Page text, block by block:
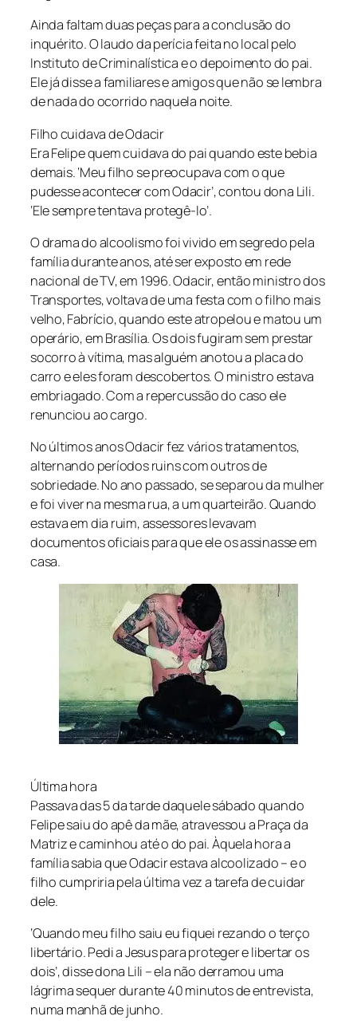
Ainda faltam duas peças para a conclusão do
inquérito. O laudo da perícia feita no local pelo
Instituto de Criminalística e o depoimento do pai.
Ele já disse a familiares e amigos que não se lembra
de nada do ocorrido naquela noite.
Filho cuidava de Odacir
Era Felipe quem cuidava do pai quando este bebia
demais. ‘Meu filho se preocupava com o que
pudesse acontecer com Odacir’, contou dona Lili.
‘Ele sempre tentava protegê-lo’.
O drama do alcoolismo foi vivido em segredo pela
família durante anos, até ser exposto em rede
nacional de TV, em 1996. Odacir, então ministro dos
Transportes, voltava de uma festa com o filho mais
velho, Fabrício, quando este atropelou e matou um
operário, em Brasília. Os dois fugiram sem prestar
socorro à vítima, mas alguém anotou a placa do
carro e eles foram descobertos. O ministro estava
embriagado. Com a repercussão do caso ele
renunciou ao cargo.
No últimos anos Odacir fez vários tratamentos,
alternando períodos ruins com outros de
sobriedade. No ano passado, se separou da mulher
e foi viver na mesma rua, a um quarteirão. Quando
estava em dia ruim, assessores levavam
documentos oficiais para que ele os assinasse em
casa.
Última hora
Passava das 5 da tarde daquele sábado quando
Felipe saiu do apê da mãe, atravessou a Praça da
Matriz e caminhou até o do pai. Àquela hora a
família sabia que Odacir estava alcoolizado – e o
filho cumpriria pela última vez a tarefa de cuidar
dele.
‘Quando meu filho saiu eu fiquei rezando o terço
libertário. Pedi a Jesus para proteger e libertar os
dois’, disse dona Lili – ela não derramou uma
lágrima sequer durante 40 minutos de entrevista,
numa manhã de junho.